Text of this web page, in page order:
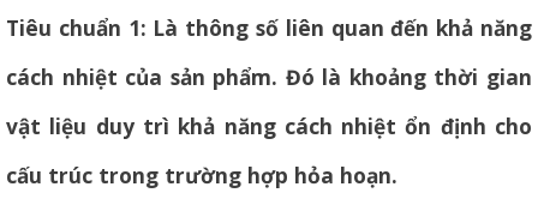
Tiêu chuẩn 1: Là thông số liên quan đến khả năng
cách nhiệt của sản phẩm. Đó là khoảng thời gian
vật liệu duy trì khả năng cách nhiệt ổn định cho
cấu trúc trong trường hợp hỏa hoạn.